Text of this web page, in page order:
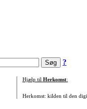
?
Hjælp til Herkomst:
Herkomst: kilden til den